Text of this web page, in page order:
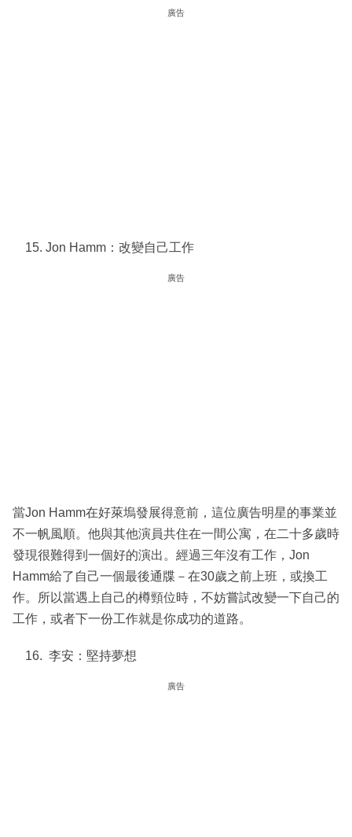
廣告
Jon Hamm：改變自己工作
廣告
當Jon Hamm在好萊塢發展得意前，這位廣告明星的事業並
不一帆風順。他與其他演員共住在一間公寓，在二十多歲時
發現很難得到一個好的演出。經過三年沒有工作，Jon
Hamm給了自己一個最後通牒－在30歲之前上班，或換工
作。所以當遇上自己的樽頸位時，不妨嘗試改變一下自己的
工作，或者下一份工作就是你成功的道路。
李安：堅持夢想
廣告